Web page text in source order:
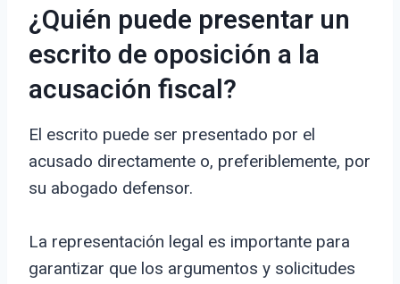
¿Quién puede presentar un
escrito de oposición a la
acusación fiscal?
El escrito puede ser presentado por el
acusado directamente o, preferiblemente, por
su abogado defensor.
La representación legal es importante para
garantizar que los argumentos y solicitudes